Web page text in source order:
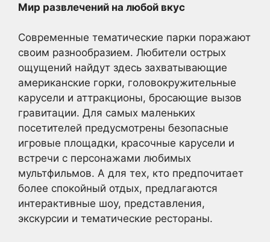
Мир развлечений на любой вкус
Современные тематические парки поражают
своим разнообразием. Любители острых
ощущений найдут здесь захватывающие
американские горки, головокружительные
карусели и аттракционы, бросающие вызов
гравитации. Для самых маленьких
посетителей предусмотрены безопасные
игровые площадки, красочные карусели и
встречи с персонажами любимых
мультфильмов. А для тех, кто предпочитает
более спокойный отдых, предлагаются
интерактивные шоу, представления,
экскурсии и тематические рестораны.